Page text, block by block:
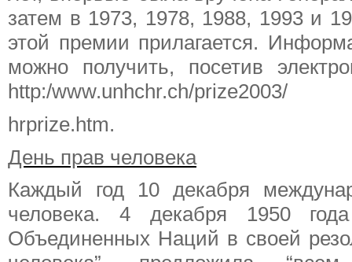
затем в 1973, 1978, 1988, 1993 и
этой премии прилагается.
можно получить, посетив
http:/www.unhchr.ch/prize2003/
hrprize.htm.
День прав человека
Каждый год 10 декабря
человека. 4 декабря 1950
Объединенных Наций в своей